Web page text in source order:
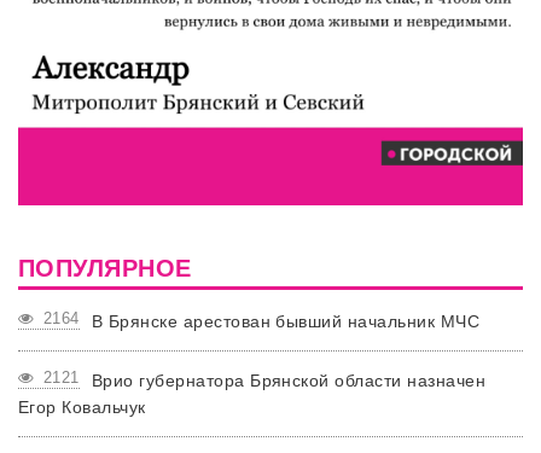
ПОПУЛЯРНОЕ
2164 В Брянске арестован бывший начальник МЧС
2121
Врио губернатора Брянской области назначен
Егор Ковальчук